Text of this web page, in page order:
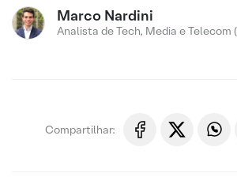
Marco Nardini
Analista de Tech, Media e Telecom
Compartilhar: